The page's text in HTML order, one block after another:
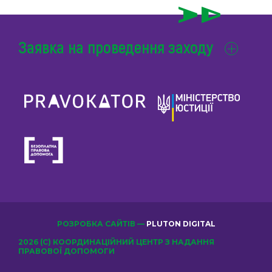
Заявка на проведення заходу
2026 (С) КООРДИНАЦІЙНИЙ ЦЕНТР З НАДАННЯ
ПРАВОВОЇ ДОПОМОГИ
РОЗРОБКА САЙТІВ — PLUTON DIGITAL